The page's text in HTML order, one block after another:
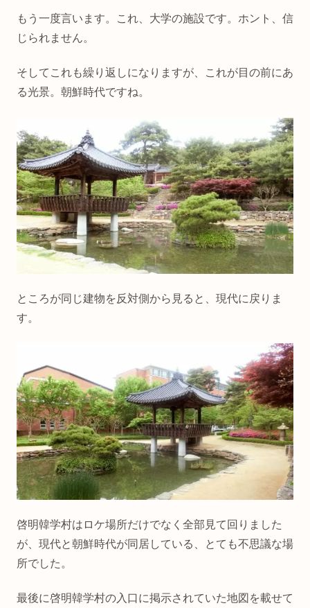
もう一度言います。これ、大学の施設です。ホント、信
じられません。
そしてこれも繰り返しになりますが、これが目の前にあ
る光景。朝鮮時代ですね。
ところが同じ建物を反対側から見ると、現代に戻りま
す。
啓明韓学村はロケ場所だけでなく全部見て回りました
が、現代と朝鮮時代が同居している、とても不思議な場
所でした。
最後に啓明韓学村の入口に掲示されていた地図を載せて